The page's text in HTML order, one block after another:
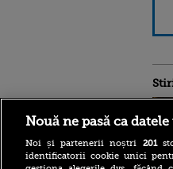
Nouă ne pasă ca
Noi și partenerii noștri 201
identificatorii cookie unici